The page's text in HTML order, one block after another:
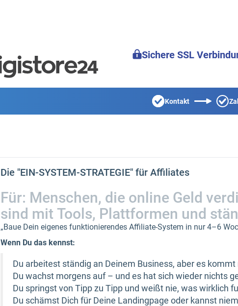
Sichere SSL
Kontakt
Die "EIN-SYSTEM-STRATEGIE" für Affiliates
Für: Menschen, die online Geld
sind mit Tools, Plattformen und
„Baue Dein eigenes funktionierendes Affiliate-System in nur 4–6
Wenn Du das kennst:
Du arbeitest ständig an Deinem Business, aber es
Du wachst morgens auf – und es hat sich wieder nichts
Du springst von Tipp zu Tipp und weißt nie, was wirklich
Du schämst Dich für Deine Landingpage oder kannst